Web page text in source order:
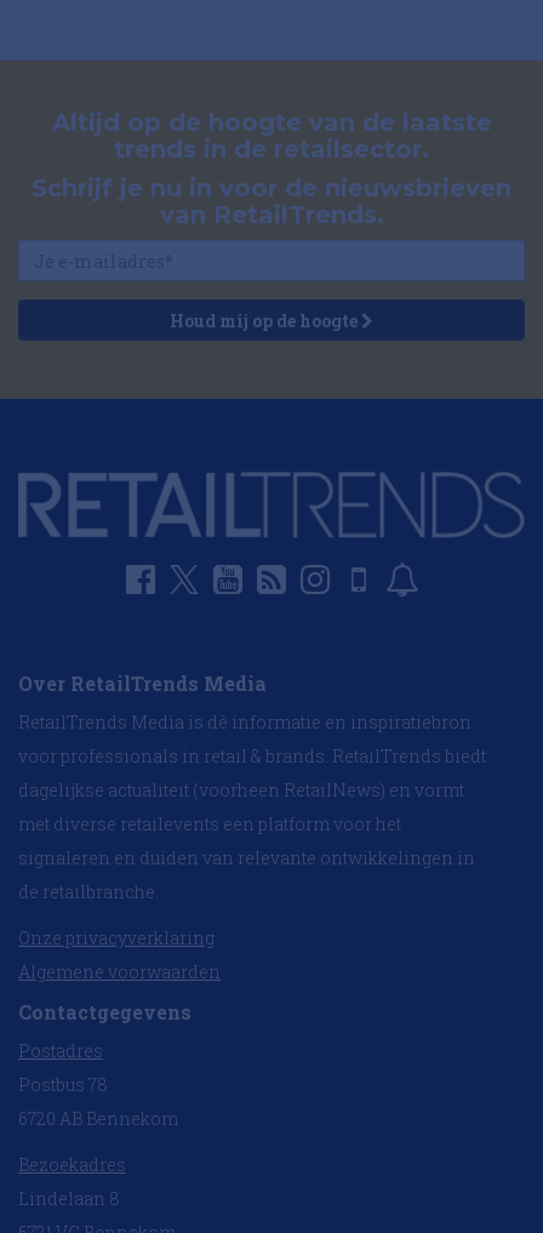
Altijd op de hoogte van de laatste
trends in de retailsector.
Schrijf je nu in voor de nieuwsbrieven
van RetailTrends.
Houd mij op de hoogte
Over RetailTrends Media
RetailTrends Media is dé informatie en inspiratiebron
voor professionals in retail & brands. RetailTrends biedt
dagelijkse actualiteit (voorheen RetailNews) en vormt
met diverse retailevents een platform voor het
signaleren en duiden van relevante ontwikkelingen in
de retailbranche.
Onze privacyverklaring
Algemene voorwaarden
Contactgegevens
Postadres
Postbus 78
6720 AB Bennekom
Bezoekadres
Lindelaan 8